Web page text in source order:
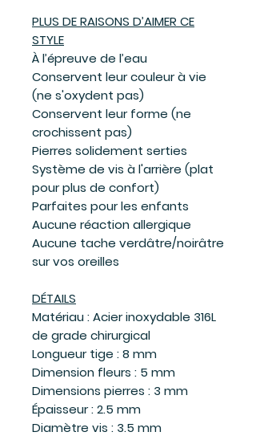
PLUS DE RAISONS D’AIMER CE
STYLE
À l’épreuve de l’eau
Conservent leur couleur à vie
(ne s'oxydent pas)
Conservent leur forme (ne
crochissent pas)
Pierres solidement serties
Système de vis à l'arrière (plat
pour plus de confort)
Parfaites pour les enfants
Aucune réaction allergique
Aucune tache verdâtre/noirâtre
sur vos oreilles
DÉTAILS
Matériau : Acier inoxydable 316L
de grade chirurgical
Longueur tige : 8 mm
Dimension fleurs : 5 mm
Dimensions pierres : 3 mm
Épaisseur : 2.5 mm
Diamètre vis : 3.5 mm